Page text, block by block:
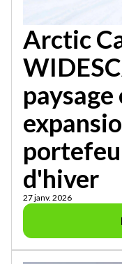
Arctic
paysage
d'hiver
27 janv. 2026